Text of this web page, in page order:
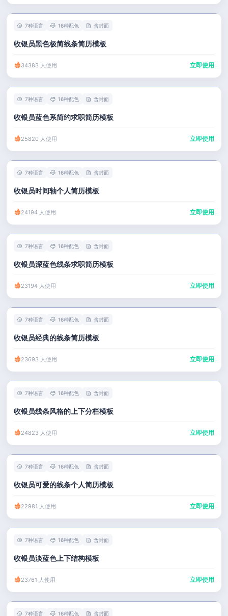
7种语言 16种配色 含封面
收银员黑色极简线条简历模板
34383 人使用 立即使用
7种语言 16种配色 含封面
收银员蓝色系简约求职简历模板
25820 人使用 立即使用
7种语言 16种配色 含封面
收银员时间轴个人简历模板
24194 人使用 立即使用
7种语言 16种配色 含封面
收银员深蓝色线条求职简历模板
23194 人使用 立即使用
7种语言 16种配色 含封面
收银员经典的线条简历模板
23693 人使用 立即使用
7种语言 16种配色 含封面
收银员线条风格的上下分栏模板
24823 人使用 立即使用
7种语言 16种配色 含封面
收银员可爱的线条个人简历模板
22981 人使用 立即使用
7种语言 16种配色 含封面
收银员淡蓝色上下结构模板
23761 人使用 立即使用
7种语言 16种配色 含封面